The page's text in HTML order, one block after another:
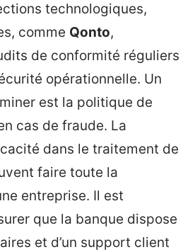
technologiques,
comme Qonto,
de conformité réguliers
opérationnelle. Un
est la politique de
cas de fraude. La
dans le traitement de
faire toute la
entreprise. Il est
que la banque dispose
et d’un support client